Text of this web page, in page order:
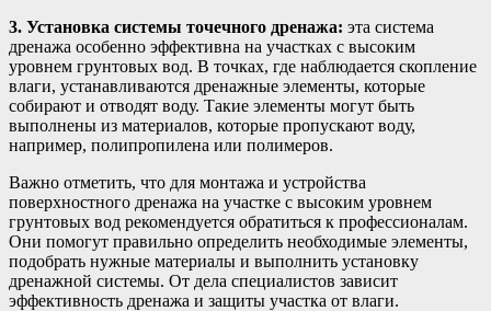
3. Установка системы точечного дренажа: эта система
дренажа особенно эффективна на участках с высоким
уровнем грунтовых вод. В точках, где наблюдается скопление
влаги, устанавливаются дренажные элементы, которые
собирают и отводят воду. Такие элементы могут быть
выполнены из материалов, которые пропускают воду,
например, полипропилена или полимеров.
Важно отметить, что для монтажа и устройства
поверхностного дренажа на участке с высоким уровнем
грунтовых вод рекомендуется обратиться к профессионалам.
Они помогут правильно определить необходимые элементы,
подобрать нужные материалы и выполнить установку
дренажной системы. От дела специалистов зависит
эффективность дренажа и защиты участка от влаги.